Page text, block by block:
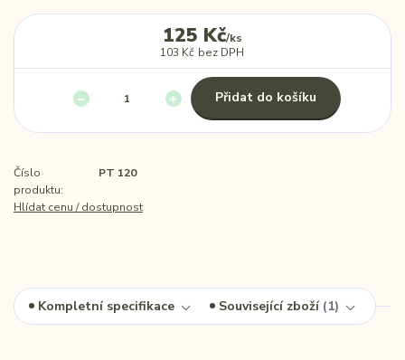
125 Kč/ks
103 Kč bez DPH
Přidat do košíku
Číslo
produktu:
PT 120
Hlídat cenu / dostupnost
Kompletní specifikace Související zboží 1